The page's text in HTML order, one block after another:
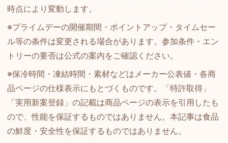
時点により変動します。
※プライムデーの開催期間・ポイントアップ・タイムセー
ル等の条件は変更される場合があります。参加条件・エン
トリーの要否は公式の案内をご確認ください。
※保冷時間・凍結時間・素材などはメーカー公表値・各商
品ページの仕様表示にもとづくものです。「特許取得」
「実用新案登録」の記載は商品ページの表示を引用したも
ので、性能を保証するものではありません。本記事は食品
の鮮度・安全性を保証するものではありません。